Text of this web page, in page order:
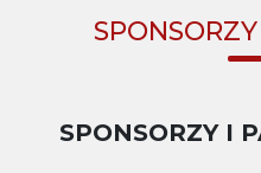
SPONSORZY I